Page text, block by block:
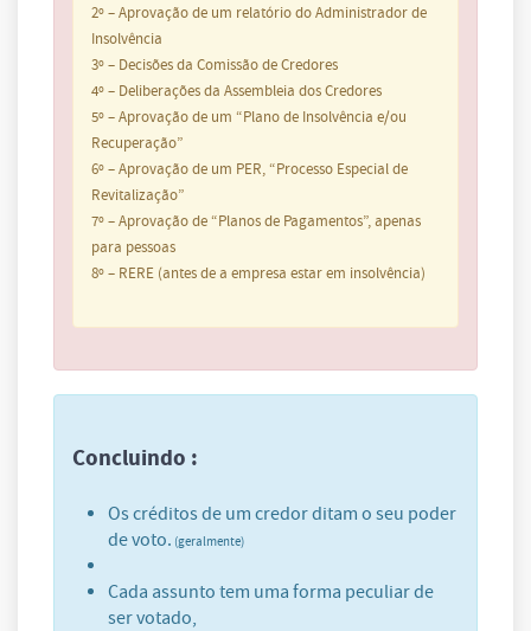
2º – Aprovação de um relatório do Administrador de
Insolvência
3º – Decisões da Comissão de Credores
4º – Deliberações da Assembleia dos Credores
5º – Aprovação de um “Plano de Insolvência e/ou
Recuperação”
6º – Aprovação de um PER, “Processo Especial de
Revitalização”
7º – Aprovação de “Planos de Pagamentos”, apenas
para pessoas
8º – RERE (antes de a empresa estar em insolvência)
Concluindo :
Os créditos de um credor ditam o seu poder
de voto. (geralmente)
Cada assunto tem uma forma peculiar de
ser votado,